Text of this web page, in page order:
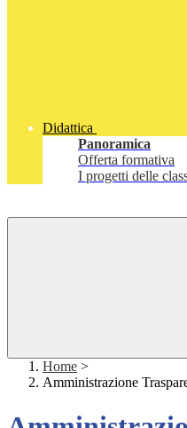
Didattica
Panoramica
Offerta formativa
I progetti delle
Home >
Amministrazione